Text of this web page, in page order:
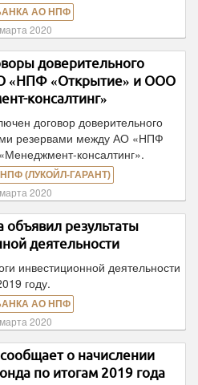
АО НПФ
2020
доверительного
«НПФ «Открытие» и ООО
консалтинг»
договор доверительного
резервами между АО «НПФ
консалтинг».
(ЛУКОЙЛ-ГАРАНТ)
2020
результаты
деятельности
инвестиционной деятельности
году.
АО НПФ
2020
о начислении
по итогам 2019 года